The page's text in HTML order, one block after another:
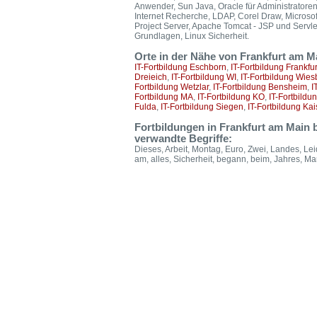
Anwender, Sun Java, Oracle für
Internet Recherche, LDAP, Corel Draw,
Project Server, Apache Tomcat - JSP und
Grundlagen, Linux Sicherheit.
Orte in der Nähe von Frankfurt am
IT-Fortbildung Eschborn, IT-Fortbildung
Dreieich, IT-Fortbildung WI , IT-Fortbildung
Fortbildung Wetzlar, IT-Fortbildung Bensheim,
Fortbildung MA, IT-Fortbildung KO, IT-
Fulda, IT-Fortbildung Siegen, IT-Fortbildung
Fortbildungen in Frankfurt am Main
verwandte Begriffe:
Dieses, Arbeit, Montag, Euro, Zwei, Landes,
am, alles, Sicherheit, begann, beim, Jahres,